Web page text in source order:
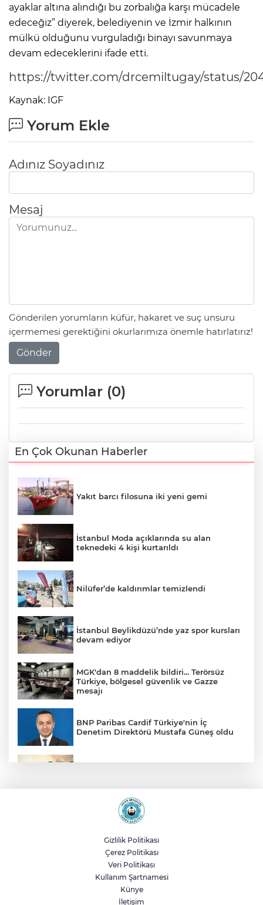
ayaklar altına alındığı bu zorbalığa karşı mücadele
edeceğiz” diyerek, belediyenin ve İzmir halkının
mülkü olduğunu vurguladığı binayı savunmaya
devam edeceklerini ifade etti.
https://twitter.com/drcemiltugay/status/
Kaynak: IGF
Yorum Ekle
Adınız Soyadınız
Mesaj
Gönderilen yorumların küfür, hakaret ve suç unsuru
içermemesi gerektiğini okurlarımıza önemle hatırlatırız!
Gönder
Yorumlar (0)
En Çok Okunan Haberler
Yakıt barcı filosuna iki yeni gemi
İstanbul Moda açıklarında su alan
teknedeki 4 kişi kurtarıldı
Nilüfer’de kaldırımlar temizlendi
İstanbul Beylikdüzü’nde yaz spor kursları
devam ediyor
MGK'dan 8 maddelik bildiri... Terörsüz
Türkiye, bölgesel güvenlik ve Gazze
mesajı
BNP Paribas Cardif Türkiye'nin İç
Denetim Direktörü Mustafa Güneş oldu
Sakarya’da ücretsiz doğalgaza
kavuşacaklar
Yalova'da makine arızası yapan tanker
güvenli bölgeye çekildi
Gizlilik Politikası
Çerez Politikası
Veri Politikası
Kullanım Şartnamesi
Künye
İletişim